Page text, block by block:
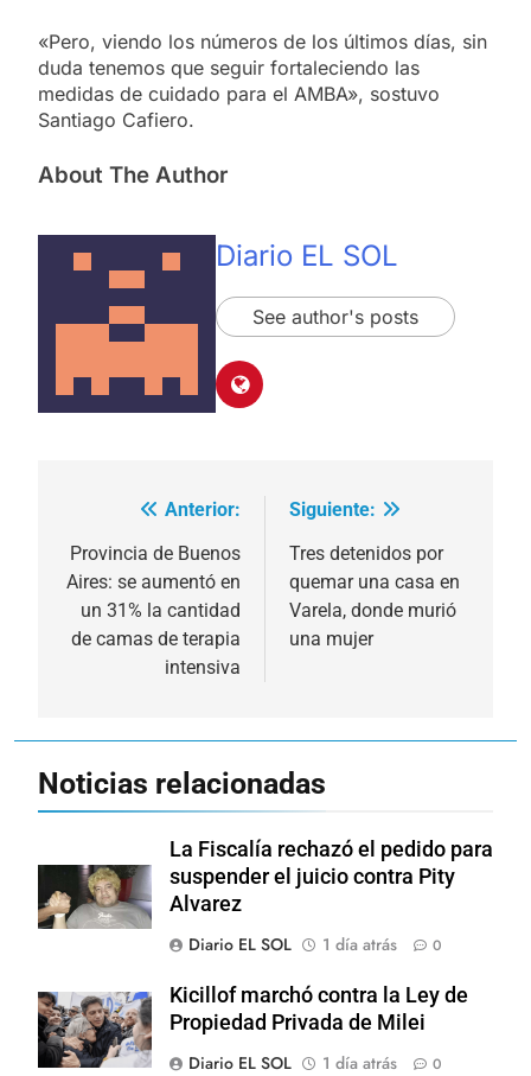
«Pero, viendo los números de los últimos días, sin
duda tenemos que seguir fortaleciendo las
medidas de cuidado para el AMBA», sostuvo
Santiago Cafiero.
About The Author
Diario EL SOL
See author's posts
Navegación
de
entradas
Anterior:
Provincia de Buenos
Aires: se aumentó en
un 31% la cantidad
de camas de terapia
intensiva
Siguiente:
Tres detenidos por
quemar una casa en
Varela, donde murió
una mujer
Noticias relacionadas
La Fiscalía rechazó el pedido para
suspender el juicio contra Pity
Alvarez
Diario EL SOL
1 día atrás 0
Kicillof marchó contra la Ley de
Propiedad Privada de Milei
Diario EL SOL
1 día atrás 0